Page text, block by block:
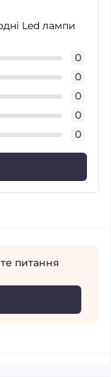
Led лампи
0
0
0
0
0
питання